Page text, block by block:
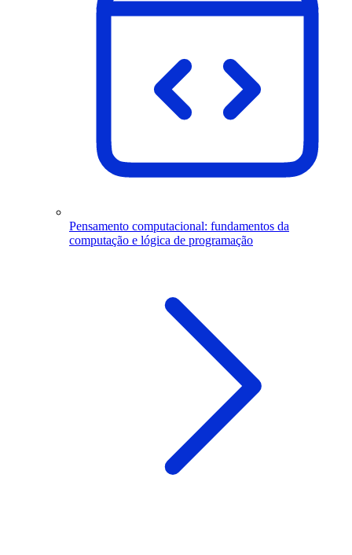
Pensamento computacional: fundamentos da
computação e lógica de programação